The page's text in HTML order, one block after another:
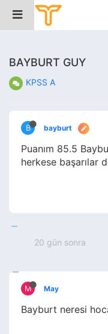
BAYBURT GUY
KPSS A
B bayburt
Puanım 85.5
herkese başarılar
20 gün sonra
M May
Bayburt neresi